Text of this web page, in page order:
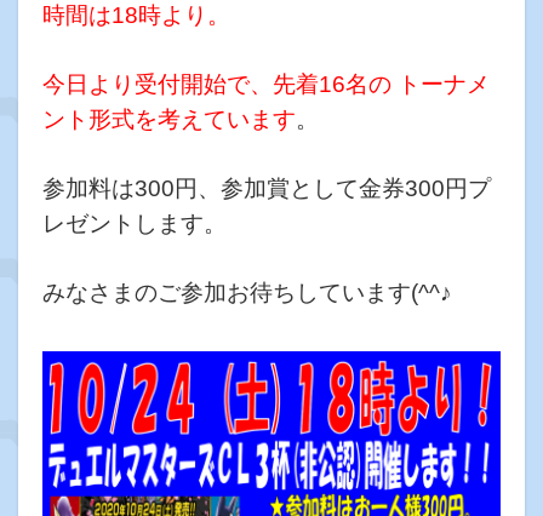
時間は18時より。
今日より受付開始で、先着16名の トーナメ
ント形式を考えています。
参加料は300円、参加賞として金券300円プ
レゼントします。
みなさまのご参加お待ちしています(^^♪